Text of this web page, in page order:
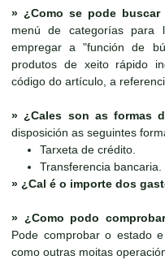
» ¿Como se pode
menú de categorías para
empregar a "función de
produtos de xeito rápido
código do artículo, a
» ¿Cales son as formas
disposición as seguintes
Tarxeta de crédito.
Transferencia bancaria.
» ¿Cal é o importe dos
» ¿Como podo
Pode comprobar o estado
como outras moitas